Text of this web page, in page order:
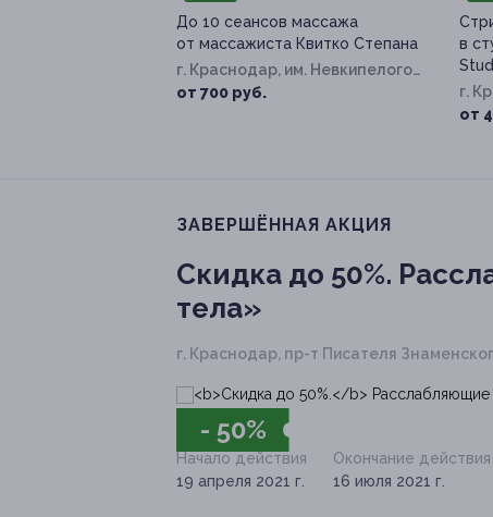
До 10 сеансов массажа
от массажиста Квитко Степана
г. Краснодар, им. Невкипелого
ул, д. 24/2, к. 1
от 700 руб.
в
г.
от
ЗАВЕРШЁННАЯ АКЦИЯ
Скидка до 50%.
тела»
г. Краснодар, пр-т Писателя
- 50%
Начало действия
19 апреля 2021 г.
Окончание действия
16 июля 2021 г.